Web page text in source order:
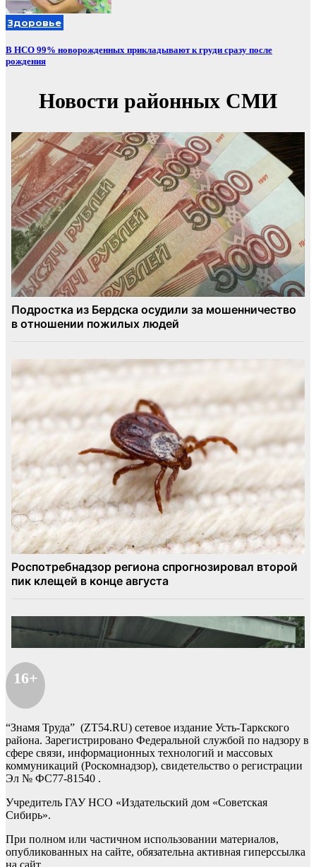
Здоровье
В НСО 99% новорожденных прикладывают к груди сразу после
рождения
16+
“Знамя Труда” (ZT54.RU) сетевое издание Усть-Таркского
района. Зарегистрировано Федеральной службой по надзору в
сфере связи, информационных технологий и массовых
коммуникаций (Роскомнадзор), свидетельство о регистрации
Эл № ФС77-81540 .
Учредитель ГАУ НСО «Издательский дом «Советская
Сибирь».
При полном или частичном использовании материалов,
опубликованных на сайте, обязательна активная гиперссылка